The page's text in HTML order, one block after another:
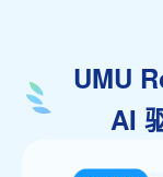
UMU
AI